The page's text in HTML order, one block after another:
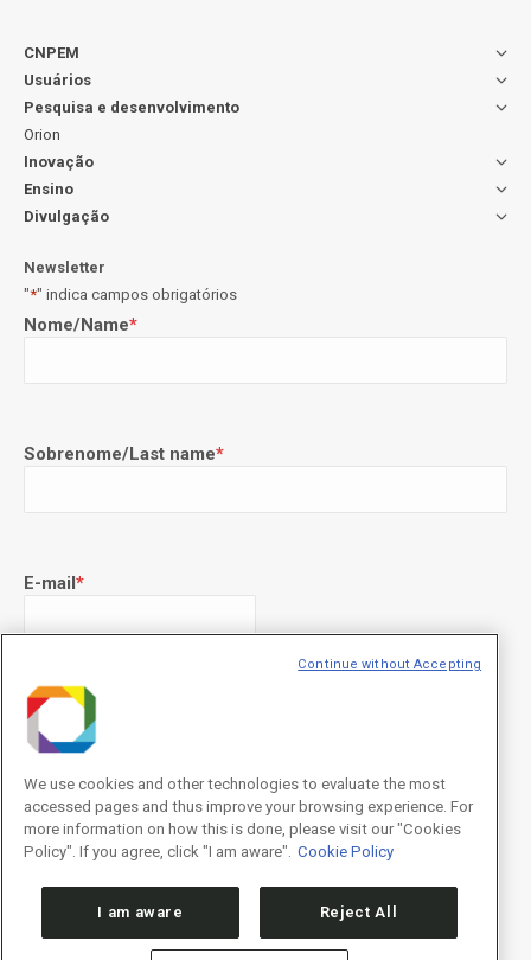
CNPEM
Usuários
Pesquisa e desenvolvimento
Orion
Inovação
Ensino
Divulgação
Newsletter
"*" indica campos obrigatórios
Nome/Name*
Sobrenome/Last name*
E-mail*
Declaração de consentimento
Concordo com os termos de uso descritos na
Privacidade
We use cookies and other technologies to evaluate the most
accessed pages and thus improve your browsing experience. For
more information on how this is done, please visit our "Cookies
Policy". If you agree, click "I am aware". Cookie Policy
I am aware Reject All
Continue without Accepting